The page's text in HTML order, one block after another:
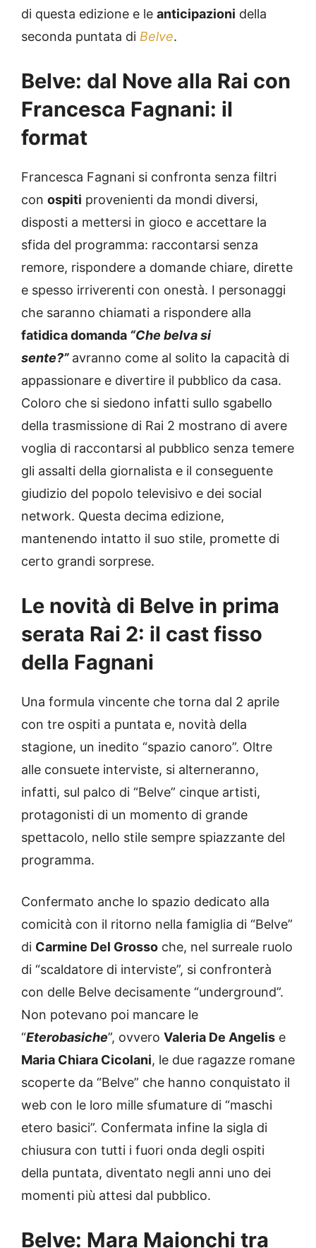
di questa edizione e le anticipazioni della
seconda puntata di Belve.
Belve: dal Nove alla Rai con
Francesca Fagnani: il
format
Francesca Fagnani si confronta senza filtri
con ospiti provenienti da mondi diversi,
disposti a mettersi in gioco e accettare la
sfida del programma: raccontarsi senza
remore, rispondere a domande chiare, dirette
e spesso irriverenti con onestà. I personaggi
che saranno chiamati a rispondere alla
fatidica domanda “Che belva si
sente?” avranno come al solito la capacità di
appassionare e divertire il pubblico da casa.
Coloro che si siedono infatti sullo sgabello
della trasmissione di Rai 2 mostrano di avere
voglia di raccontarsi al pubblico senza temere
gli assalti della giornalista e il conseguente
giudizio del popolo televisivo e dei social
network. Questa decima edizione,
mantenendo intatto il suo stile, promette di
certo grandi sorprese.
Le novità di Belve in prima
serata Rai 2: il cast fisso
della Fagnani
Una formula vincente che torna dal 2 aprile
con tre ospiti a puntata e, novità della
stagione, un inedito “spazio canoro”. Oltre
alle consuete interviste, si alterneranno,
infatti, sul palco di “Belve” cinque artisti,
protagonisti di un momento di grande
spettacolo, nello stile sempre spiazzante del
programma.
Confermato anche lo spazio dedicato alla
comicità con il ritorno nella famiglia di “Belve”
di Carmine Del Grosso che, nel surreale ruolo
di “scaldatore di interviste”, si confronterà
con delle Belve decisamente “underground”.
Non potevano poi mancare le
“Eterobasiche”, ovvero Valeria De Angelis e
Maria Chiara Cicolani, le due ragazze romane
scoperte da “Belve” che hanno conquistato il
web con le loro mille sfumature di “maschi
etero basici”. Confermata infine la sigla di
chiusura con tutti i fuori onda degli ospiti
della puntata, diventato negli anni uno dei
momenti più attesi dal pubblico.
Belve: Mara Maionchi tra